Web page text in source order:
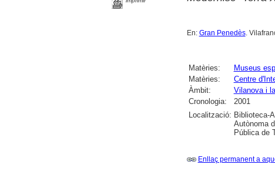
En: Gran Penedès.
Matèries: Museus
Matèries:
Centre
Àmbit:
Vilanova i
Cronologia:
2001
Localització: Biblioteca-
Autònoma
Pública de
Enllaç permanent a